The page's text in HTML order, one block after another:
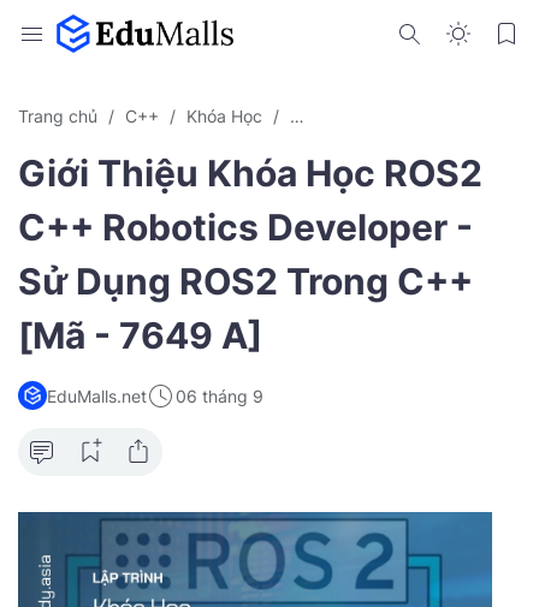
Trang chủ C++ Khóa Học Khóa Học Nước Ngoài Free
Giới Thiệu Khóa Học ROS2
C++ Robotics Developer -
Sử Dụng ROS2 Trong C++
[Mã - 7649 A]
EduMalls.net 06 tháng 9